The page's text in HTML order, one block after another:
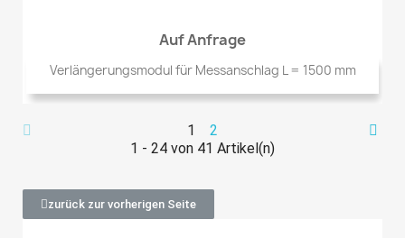
Auf Anfrage
Verlängerungsmodul für Messanschlag L = 1500 mm
1
2
1 - 24 von 41 Artikel(n)
zurück zur vorherigen Seite